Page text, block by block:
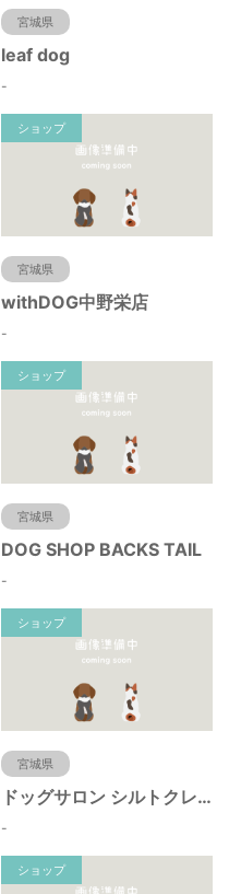
宮城県
leaf dog
-
ショップ
宮城県
withDOG中野栄店
-
ショップ
宮城県
DOG SHOP BACKS TAIL
-
ショップ
宮城県
ドッグサロン シルトクレーテ
-
ショップ